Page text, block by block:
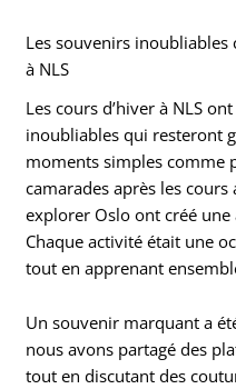
Les souvenirs inoubliables
à NLS
Les cours d’hiver à NLS
inoubliables qui resteront
moments simples comme
camarades après les
explorer Oslo ont créé
Chaque activité était une
tout en apprenant
Un souvenir marquant a
nous avons partagé des
tout en discutant des